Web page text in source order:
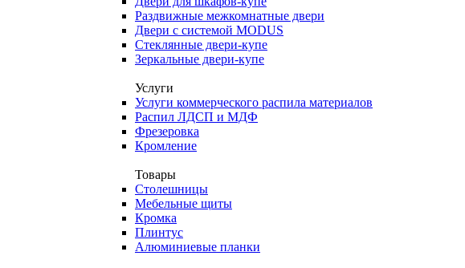
Раздвижные межкомнатные двери
Двери с системой MODUS
Стеклянные двери-купе
Зеркальные двери-купе
Услуги
Услуги коммерческого распила материалов
Распил ЛДСП и МДФ
Фрезеровка
Кромление
Товары
Столешницы
Мебельные щиты
Кромка
Плинтус
Алюминиевые планки